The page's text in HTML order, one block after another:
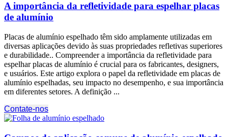
A importância da refletividade para espelhar placas
de alumínio
Placas de alumínio espelhado têm sido amplamente utilizadas em
diversas aplicações devido às suas propriedades refletivas superiores
e durabilidade.. Compreender a importância da refletividade para
espelhar placas de alumínio é crucial para os fabricantes, designers,
e usuários. Este artigo explora o papel da refletividade em placas de
alumínio espelhadas, seu impacto no desempenho, e sua importância
em diferentes setores. A definição ...
Contate-nos